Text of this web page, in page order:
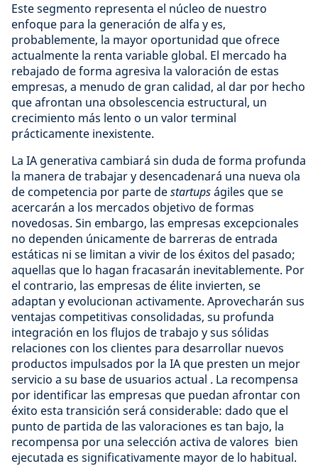
Este segmento representa el núcleo de nuestro
enfoque para la generación de alfa y es,
probablemente, la mayor oportunidad que ofrece
actualmente la renta variable global. El mercado ha
rebajado de forma agresiva la valoración de estas
empresas, a menudo de gran calidad, al dar por hecho
que afrontan una obsolescencia estructural, un
crecimiento más lento o un valor terminal
prácticamente inexistente.
La IA generativa cambiará sin duda de forma profunda
la manera de trabajar y desencadenará una nueva ola
de competencia por parte destartupságiles que se
acercarán a los mercados objetivo de formas
novedosas. Sin embargo, las empresas excepcionales
no dependen únicamente de barreras de entrada
estáticas ni se limitan a vivir de los éxitos del pasado;
aquellas que lo hagan fracasarán inevitablemente. Por
el contrario, las empresas de élite invierten, se
adaptan y evolucionan activamente. Aprovecharán sus
ventajas competitivas consolidadas, su profunda
integración en los flujos de trabajo y sus sólidas
relaciones con los clientes para desarrollar nuevos
productos impulsados por la IA que presten un mejor
servicio a su base de usuarios actual . La recompensa
por identificar las empresas que puedan afrontar con
éxito esta transición será considerable: dado que el
punto de partida de las valoraciones es tan bajo, la
recompensa por una selección activa de valores bien
ejecutada es significativamente mayor de lo habitual.